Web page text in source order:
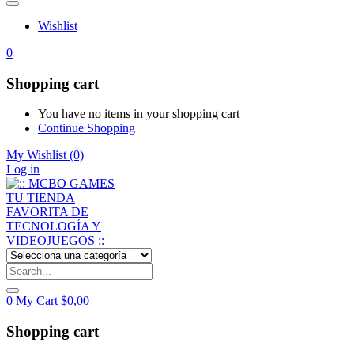
Wishlist
0
Shopping cart
You have no items in your shopping cart
Continue Shopping
My Wishlist (0)
Log in
0 My Cart $0,00
Shopping cart